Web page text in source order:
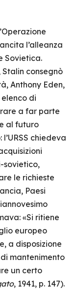
l’alleanza
Sovietica.
consegnò
Anthony Eden,
di
a far parte
al futuro
chiedeva
sovietico,
le richieste
Paesi
«Si ritiene
europeo
a disposizione
mantenimento
un certo
, 1941, p. 147).